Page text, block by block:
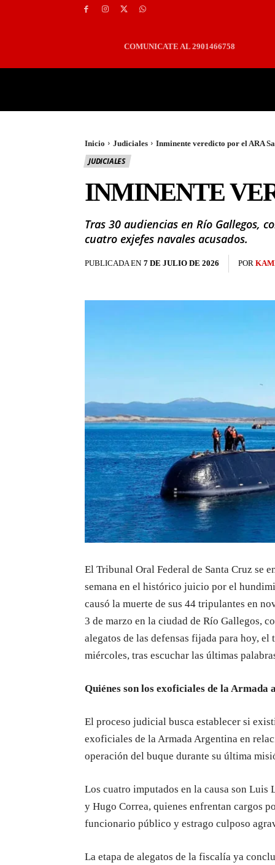
COMUNICATE AL 2901466758
Inicio Judiciales Inminente veredicto por el ARA
JUDICIALES
INMINENTE
Tras 30 audiencias en Río Gallegos,
cuatro exjefes navales acusados.
PUBLICADA EN 7 DE JULIO DE 2026 POR
El Tribunal Oral Federal de Santa Cruz se
semana en el histórico juicio por el
causó la muerte de sus 44 tripulantes en
3 de marzo en la ciudad de Río Gallegos,
alegatos de las defensas fijada para hoy,
miércoles, tras escuchar las últimas
Quiénes son los exoficiales de la Armada
El proceso judicial busca establecer si
exoficiales de la Armada Argentina en
operación del buque durante su última
Los cuatro imputados en la causa son
y Hugo Correa, quienes enfrentan cargos
funcionario público y estrago culposo
La etapa de alegatos de la fiscalía ya